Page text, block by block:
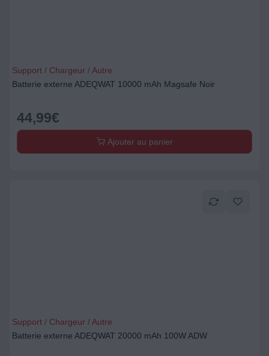
Support / Chargeur / Autre
Batterie externe ADEQWAT 10000 mAh Magsafe Noir
44,99€
Ajouter au panier
Support / Chargeur / Autre
Batterie externe ADEQWAT 20000 mAh 100W ADW